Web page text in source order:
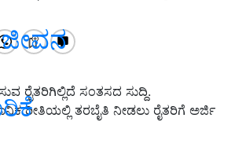
ರೈತರಿಗಿಲ್ಲಿದೆ ಸಂತಸದ ಸುದ್ದಿ.
ರೀತಿಯಲ್ಲಿ ತರಬೈತಿ ನೀಡಲು ರೈತರಿಗೆ ಅರ್ಜಿ